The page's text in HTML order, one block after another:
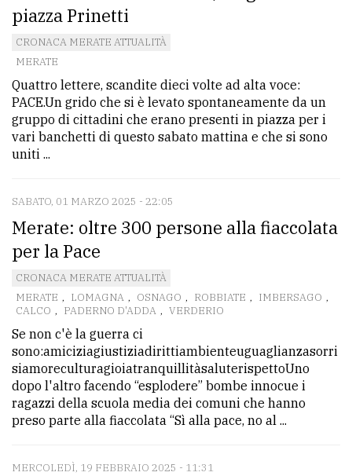
Cerca
per
comune
Ricerca
avanzata
LE
PRIVACY
Privacy
policy
Cookie
policy
piazza Prinetti
CRONACA MERATE ATTUALITÀ
MERATE
Quattro lettere, scandite dieci volte ad alta voce:
PACE.Un grido che si è levato spontaneamente da un
gruppo di cittadini che erano presenti in piazza per i
vari banchetti di questo sabato mattina e che si sono
uniti ...
SABATO, 01 MARZO 2025 - 22:05
Merate: oltre 300 persone alla fiaccolata
per la Pace
CRONACA MERATE ATTUALITÀ
MERATE , LOMAGNA , OSNAGO , ROBBIATE , IMBERSAGO ,
CALCO , PADERNO D'ADDA , VERDERIO
Se non c'è la guerra ci
sono:amiciziagiustiziadirittiambienteuguaglianzasorri
siamoreculturagioiatranquillitàsaluterispettoUno
dopo l'altro facendo “esplodere” bombe innocue i
ragazzi della scuola media dei comuni che hanno
preso parte alla fiaccolata “Sì alla pace, no al ...
MERCOLEDÌ, 19 FEBBRAIO 2025 - 11:31